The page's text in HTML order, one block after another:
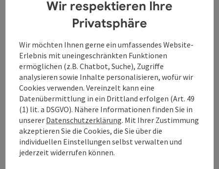
20. Juli: Saxessoires
27. Juli: Colori D Amore
03. August: 25 Jahre Austrian Baroque Company
10. August: Voices
17. August: Ein Leben in Liedern
24. August: Bläserserenade
Kontakt
Veranstaltungstermin/e
Wir respektieren Ihre
Privatsphäre
Wir möchten Ihnen gerne ein umfassendes Website-
Erlebnis mit uneingeschränkten Funktionen
ermöglichen (z.B. Chatbot, Suche), Zugriffe
analysieren sowie Inhalte personalisieren, wofür wir
Cookies verwenden. Vereinzelt kann eine
Datenübermittlung in ein Drittland erfolgen (Art. 49
(1) lit. a DSGVO). Nähere Informationen finden Sie in
unserer Datenschutzerklärung. Mit Ihrer Zustimmung
akzeptieren Sie die Cookies, die Sie über die
individuellen Einstellungen selbst verwalten und
jederzeit widerrufen können.